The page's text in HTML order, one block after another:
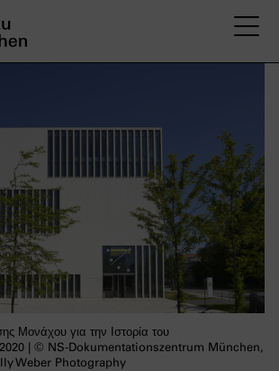
Μονάχου για την Ιστορία του
2020 | © NS-Dokumentationszentrum München,
Weber Photography